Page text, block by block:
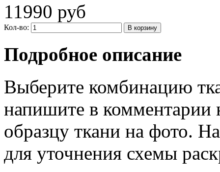
11990 руб
Кол-во:
Подробное описание
Выберите комбинацию
напишите в комментарии
образцу ткани на фото.
для уточнения схемы